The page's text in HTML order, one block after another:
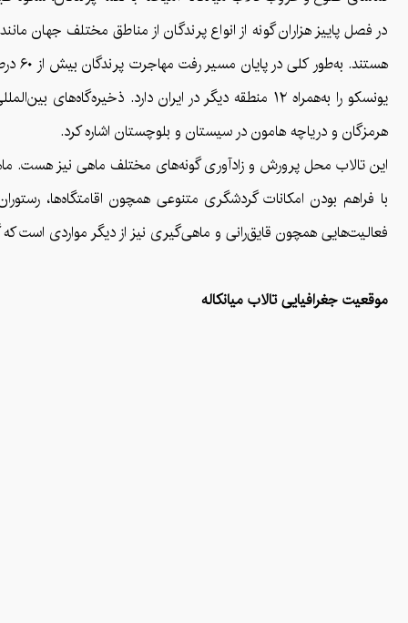
در فصل پاییز هزاران گونه از انواع پرندگان از مناطق مختلف جهان
یونسکو را به‌همراه ۱۲ منطقه دیگر در ایران دارد.
هرمزگان و دریاچه هامون در سیستان و بلوچستان اشاره کرد.
این تالاب محل پرورش و زادآوری گونه‌های مختلف ماهی نیز هست.
با فراهم بودن امکانات گردشگری متنوعی همچون اقامتگاه‌ها،
فعالیت‌هایی همچون قایق‌رانی و ماهی‌گیری نیز از دیگر مواردی است
موقعیت جغرافیایی تالاب میانکاله